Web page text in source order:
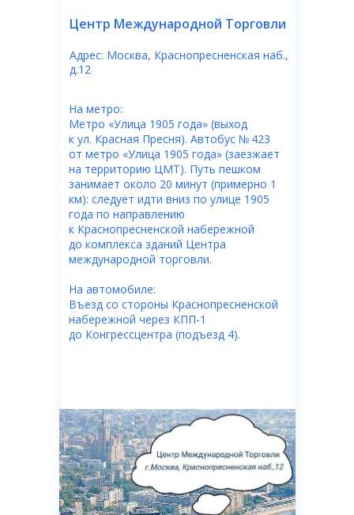
Центр Международной Торговли
Адрес: Москва, Краснопресненская наб.,
д.12
На метро:
Метро «Улица 1905 года» (выход
к ул. Красная Пресня). Автобус № 423
от метро «Улица 1905 года» (заезжает
на территорию ЦМТ). Путь пешком
занимает около 20 минут (примерно 1
км): следует идти вниз по улице 1905
года по направлению
к Краснопресненской набережной
до комплекса зданий Центра
международной торговли.
На автомобиле:
Въезд со стороны Краснопресненской
набережной через КПП-1
до Конгрессцентра (подъезд 4).